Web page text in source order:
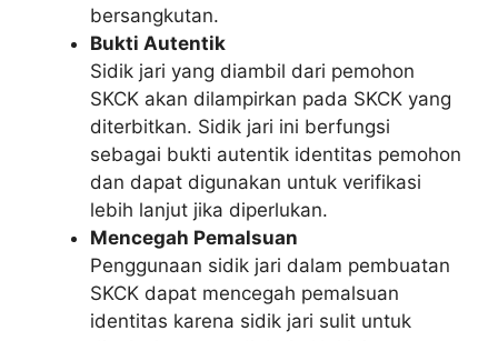
bersangkutan.
Bukti Autentik
Sidik jari yang diambil dari pemohon
SKCK akan dilampirkan pada SKCK yang
diterbitkan. Sidik jari ini berfungsi
sebagai bukti autentik identitas pemohon
dan dapat digunakan untuk verifikasi
lebih lanjut jika diperlukan.
Mencegah Pemalsuan
Penggunaan sidik jari dalam pembuatan
SKCK dapat mencegah pemalsuan
identitas karena sidik jari sulit untuk